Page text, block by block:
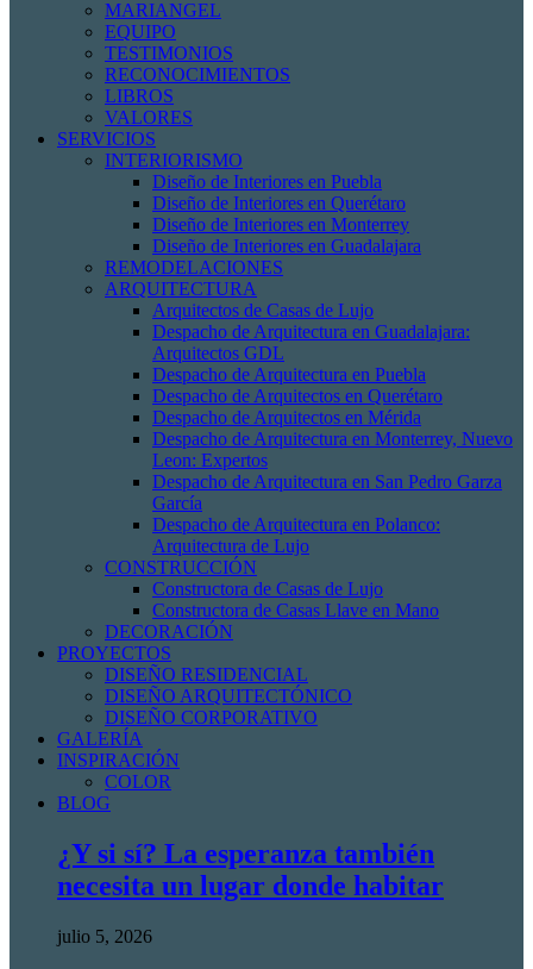
MARIANGEL
EQUIPO
TESTIMONIOS
RECONOCIMIENTOS
LIBROS
VALORES
SERVICIOS
INTERIORISMO
Diseño de Interiores en Puebla
Diseño de Interiores en Querétaro
Diseño de Interiores en Monterrey
Diseño de Interiores en Guadalajara
REMODELACIONES
ARQUITECTURA
Arquitectos de Casas de Lujo
Despacho de Arquitectura en Guadalajara:
Arquitectos GDL
Despacho de Arquitectura en Puebla
Despacho de Arquitectos en Querétaro
Despacho de Arquitectos en Mérida
Despacho de Arquitectura en Monterrey, Nuevo
Leon: Expertos
Despacho de Arquitectura en San Pedro Garza
García
Despacho de Arquitectura en Polanco:
Arquitectura de Lujo
CONSTRUCCIÓN
Constructora de Casas de Lujo
Constructora de Casas Llave en Mano
DECORACIÓN
PROYECTOS
DISEÑO RESIDENCIAL
DISEÑO ARQUITECTÓNICO
DISEÑO CORPORATIVO
GALERÍA
INSPIRACIÓN
COLOR
BLOG
¿Y si sí? La esperanza también
necesita un lugar donde habitar
julio 5, 2026